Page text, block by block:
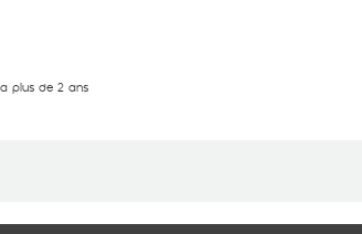
plus de 2 ans